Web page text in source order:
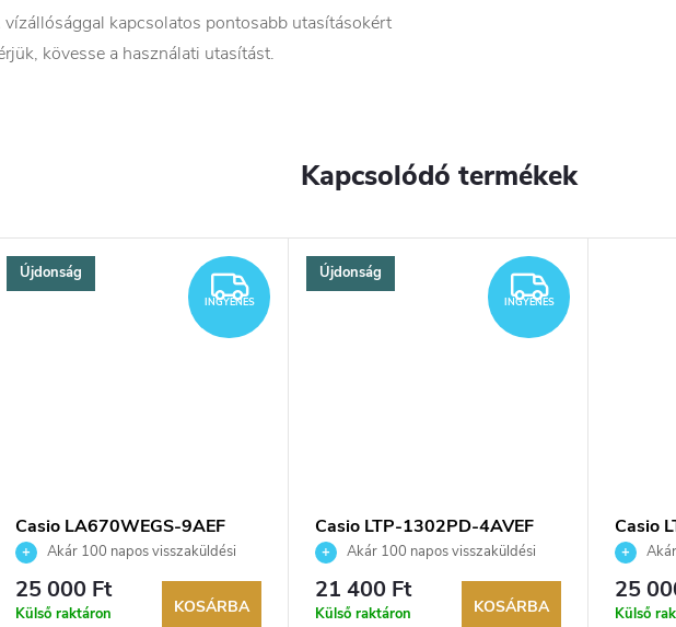
vízállósággal kapcsolatos pontosabb utasításokért
kövesse a használati utasítást.
Kapcsolódó termékek
Újdonság INGYENES
INGYENES
Casio LA670WEGS-9AEF
karóraAkár 100 napos visszaküldési
lehetőség. Hivatalos márkakereskedő.
25 000 Ft
Külső raktáron KOSÁRBA
Újdonság INGYENES
INGYENES
Casio LTP-1302PD-4AVEF
karóraAkár 100 napos visszaküldési
lehetőség. Hivatalos márkakereskedő.
21 400 Ft
Külső raktáron KOSÁRBA
Casio
karóra
25
Külső